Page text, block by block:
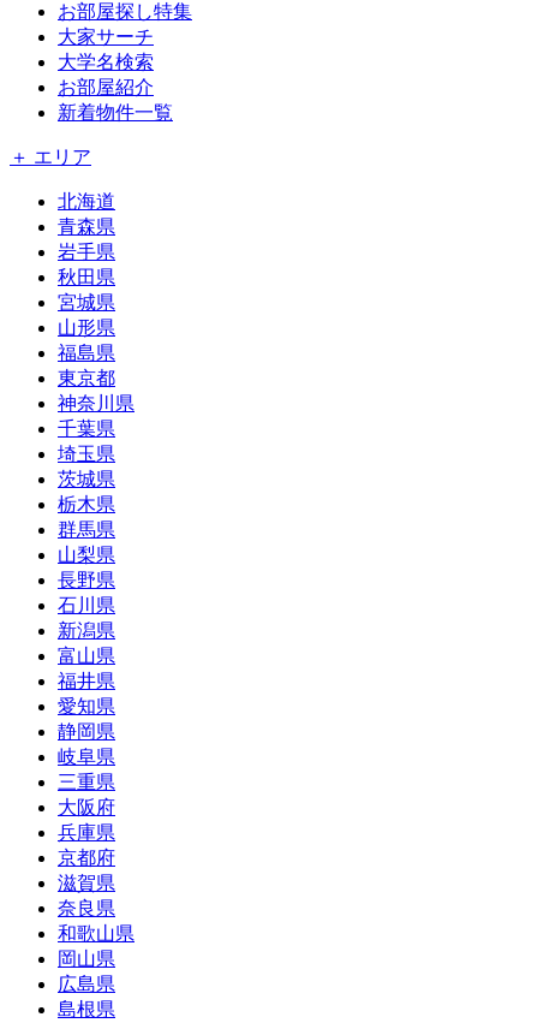
お部屋探し特集
大家サーチ
大学名検索
お部屋紹介
新着物件一覧
＋ エリア
北海道
青森県
岩手県
秋田県
宮城県
山形県
福島県
東京都
神奈川県
千葉県
埼玉県
茨城県
栃木県
群馬県
山梨県
長野県
石川県
新潟県
富山県
福井県
愛知県
静岡県
岐阜県
三重県
大阪府
兵庫県
京都府
滋賀県
奈良県
和歌山県
岡山県
広島県
島根県